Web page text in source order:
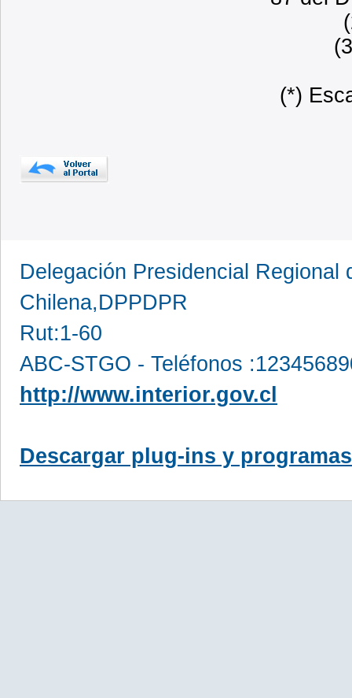
(*)
Delegación Presidencial Regional
Chilena,DPPDPR
Rut:1-60
ABC-STGO - Teléfonos
http://www.interior.gov.cl
Descargar plug-ins y